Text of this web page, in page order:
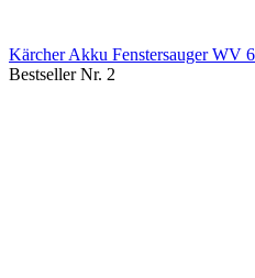
Kärcher Akku Fenstersauger WV
Bestseller Nr. 2